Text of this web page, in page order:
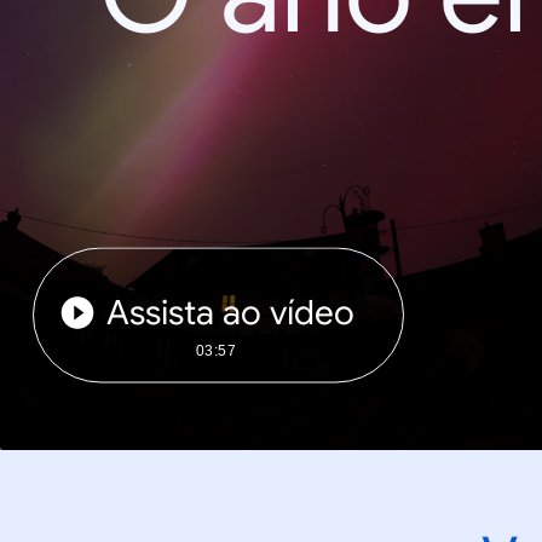
Assista ao vídeo
03:57